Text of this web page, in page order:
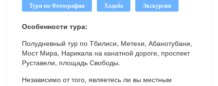
Тури по Фотографии Ходьба Экскурсии
Особенности тура:
Полудневный тур по Тбилиси, Метехи, Абанотубани,
Мост Мира, Нарикала на канатной дороге, проспект
Руставели, площадь Свободы.
Независимо от того, являетесь ли вы местным